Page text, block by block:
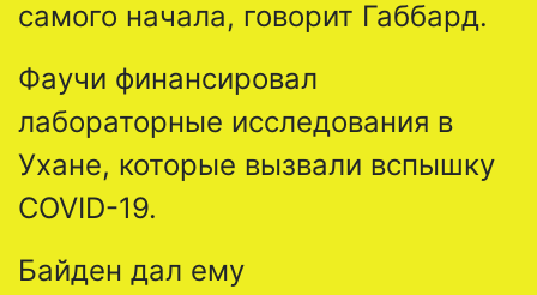
самого начала, говорит Габбард.
Фаучи финансировал
лабораторные исследования в
Ухане, которые вызвали вспышку
COVID-19.
Байден дал ему